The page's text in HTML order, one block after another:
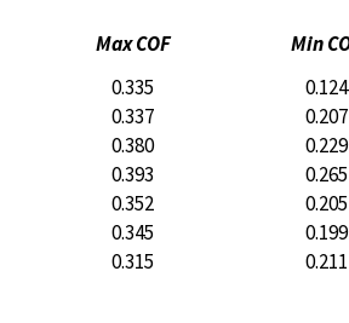
Max COF
Min
0.335
0.124
0.337
0.207
0.380
0.229
0.393
0.265
0.352
0.205
0.345
0.199
0.315 0.211